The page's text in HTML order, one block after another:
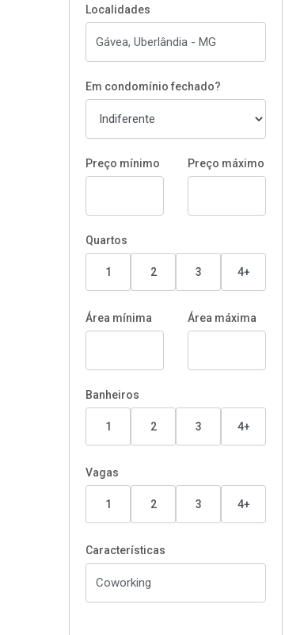
Localidades
Em condomínio fechado?
Preço mínimo Preço máximo
Quartos
1 2 3 4+
Área mínima Área máxima
Banheiros
1 2 3 4+
Vagas
1 2 3 4+
Características